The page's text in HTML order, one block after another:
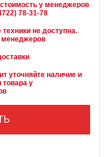
у менеджеров
не доступна.
менеджеров
уточняйте наличие и
товара у